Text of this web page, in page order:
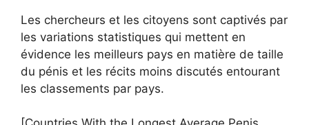
Les chercheurs et les citoyens sont captivés par
les variations statistiques qui mettent en
évidence les meilleurs pays en matière de taille
du pénis et les récits moins discutés entourant
les classements par pays.